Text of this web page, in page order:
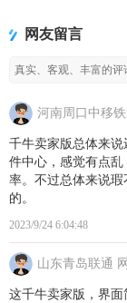
网友留言
河南周口中移
2023/9/24 6:04:48
千牛卖家版总体来
件中心，感觉有点
率。不过总体来说
的。
山东青岛联通
这千牛卖家版，界